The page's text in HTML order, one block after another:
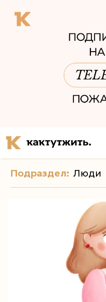
Подраздел: Люди